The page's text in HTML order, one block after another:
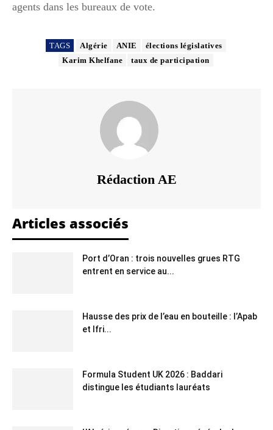
agents dans les bureaux de vote.
TAGS Algérie ANIE
élections législatives
Karim Khelfane
taux de participation
Rédaction AE
Articles associés
Port d’Oran : trois nouvelles grues RTG
entrent en service au...
Hausse des prix de l’eau en bouteille : l’Apab
et Ifri...
Formula Student UK 2026 : Baddari
distingue les étudiants lauréats